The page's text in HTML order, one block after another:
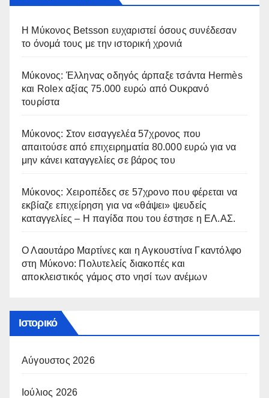
Η Μύκονος Betsson ευχαριστεί όσους συνέδεσαν
το όνομά τους με την ιστορική χρονιά
Μύκονος: Έλληνας οδηγός άρπαξε τσάντα Hermès
και Rolex αξίας 75.000 ευρώ από Ουκρανό
τουρίστα
Μύκονος: Στον εισαγγελέα 57χρονος που
απαιτούσε από επιχειρηματία 80.000 ευρώ για να
μην κάνει καταγγελίες σε βάρος του
Μύκονος: Χειροπέδες σε 57χρονο που φέρεται να
εκβίαζε επιχείρηση για να «θάψει» ψευδείς
καταγγελίες – Η παγίδα που του έστησε η ΕΛ.ΑΣ.
Ο Λαουτάρο Μαρτίνες και η Αγκουστίνα Γκαντόλφο
στη Μύκονο: Πολυτελείς διακοπές και
αποκλειστικός γάμος στο νησί των ανέμων
Ιστορικό
Αύγουστος 2026
Ιούλιος 2026